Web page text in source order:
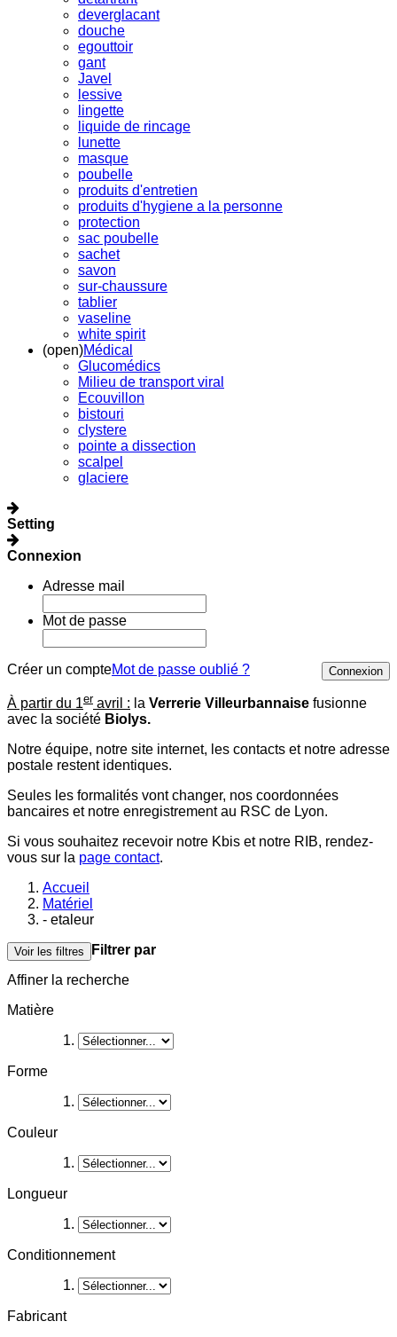
deverglacant
douche
egouttoir
gant
Javel
lessive
lingette
liquide de rincage
lunette
masque
poubelle
produits d'entretien
produits d'hygiene a la personne
protection
sac poubelle
sachet
savon
sur-chaussure
tablier
vaseline
white spirit
(open)Médical
Glucomédics
Milieu de transport viral
Ecouvillon
bistouri
clystere
pointe a dissection
scalpel
glaciere
Setting
Connexion
Adresse mail
Mot de passe
Créer un compte Connexion
Mot de passe oublié ?
À partir du 1er avril : la Verrerie Villeurbannaise fusionne
avec la société Biolys.
Notre équipe, notre site internet, les contacts et notre adresse
postale restent identiques.
Seules les formalités vont changer, nos coordonnées
bancaires et notre enregistrement au RSC de Lyon.
Si vous souhaitez recevoir notre Kbis et notre RIB, rendez-
vous sur la page contact.
Accueil
Matériel
- etaleur
Voir les filtres
Filtrer par
Affiner la recherche
Matière
Forme
Couleur
Longueur
Conditionnement
Fabricant